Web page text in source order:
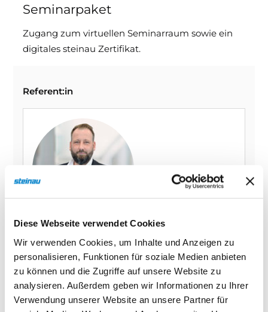
Diese Webseite verwendet Cookies
Wir verwenden Cookies, um Inhalte und Anzeigen zu
personalisieren, Funktionen für soziale Medien anbieten
zu können und die Zugriffe auf unsere Website zu
analysieren. Außerdem geben wir Informationen zu Ihrer
Verwendung unserer Website an unsere Partner für
Seminarpaket
Zugang zum virtuellen Seminarraum sowie ein
digitales steinau Zertifikat.
Referent:in
Tibor Dammast
steinau KG
Seminarnummer
610-26-1103-3V